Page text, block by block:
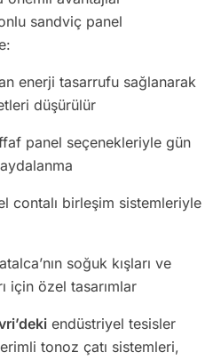
sandviç panel
enerji tasarrufu sağlanarak
düşürülür
panel seçenekleriyle gün
contalı birleşim sistemleriyle
soğuk kışları ve
için özel tasarımlar
endüstriyel tesisler
tonoz çatı sistemleri,